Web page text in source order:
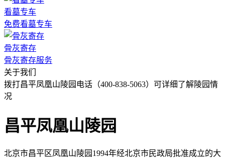
看墓专车
免费看墓专车
骨灰寄存
骨灰寄存服务
关于我们
拨打昌平凤凰山陵园电话（400-838-5063）可详细了解陵园情
况
昌平凤凰山陵园
北京市昌平区凤凰山陵园1994年经北京市民政局批准成立的大